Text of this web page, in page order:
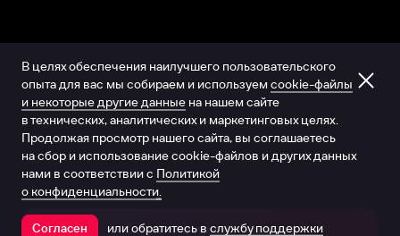
Открыть в приложении
В целях обеспечения наилучшего пользовательского
опыта для вас мы собираем и используем cookie-файлы
и некоторые другие данные на нашем сайте
в технических, аналитических и маркетинговых целях.
Продолжая просмотр нашего сайта, вы соглашаетесь
на сбор и использование cookie-файлов и других данных
нами в соответствии с Политикой
о конфиденциальности.
Согласен или обратитесь в службу поддержки